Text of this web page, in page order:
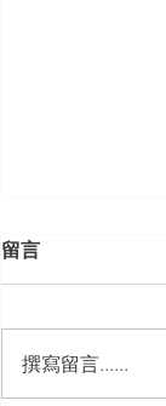
留言
撰寫留言......